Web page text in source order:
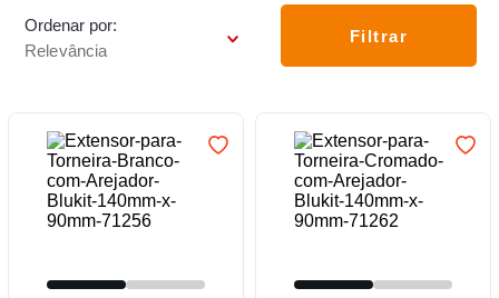
Ordenar por
Relevância
Filtrar
5º
6º luminária
8º panelas
9º caneca
10º frigideira multiflon